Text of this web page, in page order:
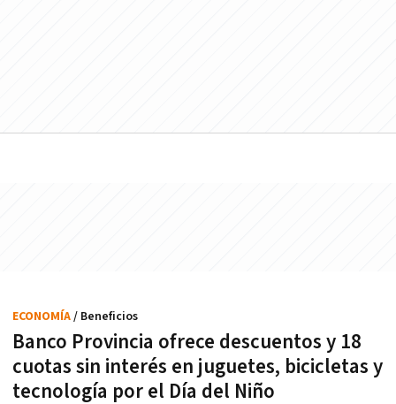
Banco Provincia ofrece descuentos y 18
cuotas sin interés en juguetes, bicicletas y
tecnología por el Día del Niño
ECONOMÍA/ Beneficios